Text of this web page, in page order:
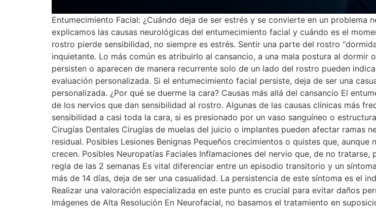
Entumecimiento Facial: ¿Cuándo deja de ser estrés y se convierte en un problema
explicamos las causas neurológicas del entumecimiento facial y cuándo es el
rostro pierde sensibilidad, no siempre es estrés. Sentir una parte del rostro
inquietante. Lo más común es atribuirlo al cansancio, a una mala postura al dormir
persisten o aparecen de manera recurrente solo de un lado del rostro pueden
evaluación personalizada. Si el entumecimiento facial persiste, deja de ser una
personalizada. ¿Por qué se duerme la cara? Causas más allá del cansancio El
de los nervios que dan sensibilidad al rostro. Algunas de las causas clínicas más
sensibilidad a casi toda la cara, si es presionado por un vaso sanguíneo o
Cirugías Dentales Cirugías de muelas del juicio o implantes pueden afectar ramas
residual. Posibles Lesiones Benignas Pequeños crecimientos o quistes que,
crecen. Posibles Neuropatías Faciales Inflamaciones del nervio que, de no
regla de las 2 semanas Es vital diferenciar entre un episodio transitorio y un
más de 14 días, deja de ser una casualidad. La persistencia de este síntoma es el
Realizar una valoración especializada en este punto es crucial para evitar daños
Imágenes de Alta Resolución En Neurofacial, no basamos el tratamiento en